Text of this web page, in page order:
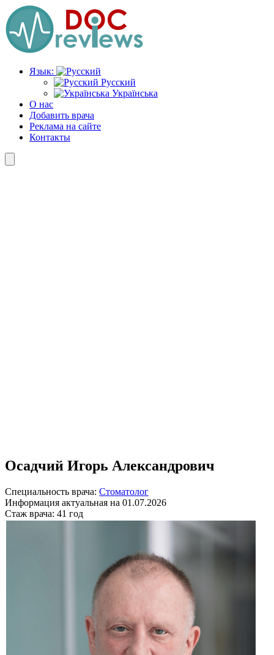
Перейти
к
содержимому
Язык:
Русский
Українська
О нас
Добавить врача
Реклама на сайте
Контакты
Осадчий Игорь Александрович
Специальность врача: Стоматолог
Информация актуальная на 01.07.2026
Стаж врача: 41 год